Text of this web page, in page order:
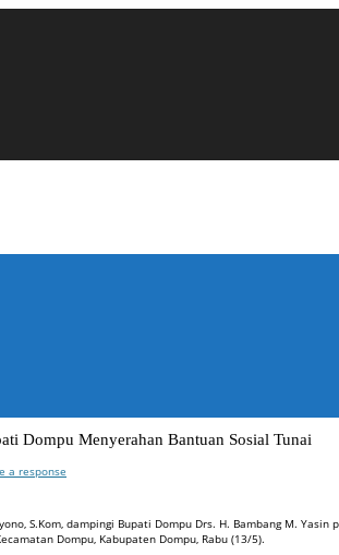
Dompu Menyerahan Bantuan Sosial Tunai
a response
S.Kom, dampingi Bupati Dompu Drs. H. Bambang M.
Dompu, Kabupaten Dompu, Rabu (13/5).